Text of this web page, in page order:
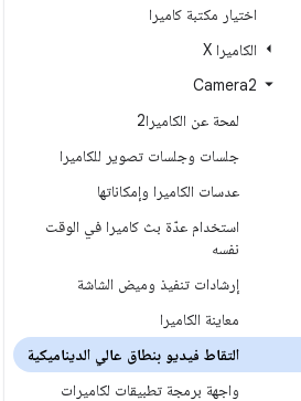
اختيار مكتبة كاميرا
الكاميرا X
Camera2
لمحة عن الكاميرا2
جلسات وجلسات تصوير للكاميرا
عدسات الكاميرا وإمكاناتها
استخدام عدّة بث كاميرا في الوقت
نفسه
إرشادات تنفيذ وميض الشاشة
معاينة الكاميرا
التقاط فيديو بنطاق عالي الديناميكية
واجهة برمجة تطبيقات لكاميرات